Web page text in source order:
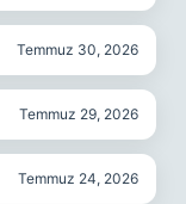
Temmuz 30, 2026
Temmuz 29, 2026
Temmuz 24, 2026